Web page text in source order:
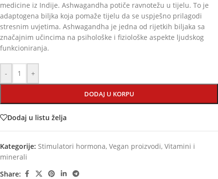
medicine iz Indije. Ashwagandha potiče ravnotežu u tijelu. To je
adaptogena biljka koja pomaže tijelu da se uspješno prilagodi
stresnim uvjetima. Ashwagandha je jedna od rijetkih biljaka sa
značajnim učincima na psihološke i fiziološke aspekte ljudskog
funkcioniranja.
- +
DODAJ U KORPU
Dodaj u listu želja
Kategorije: Stimulatori hormona, Vegan proizvodi, Vitamini i
minerali
Share: